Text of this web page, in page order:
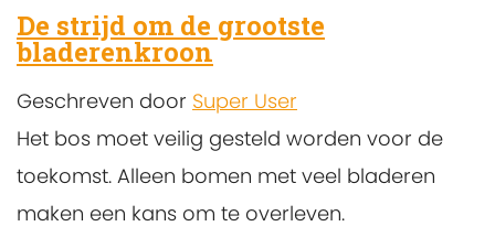
De strijd om de grootste
bladerenkroon
Geschreven door Super User
Het bos moet veilig gesteld worden voor de
toekomst. Alleen bomen met veel bladeren
maken een kans om te overleven.